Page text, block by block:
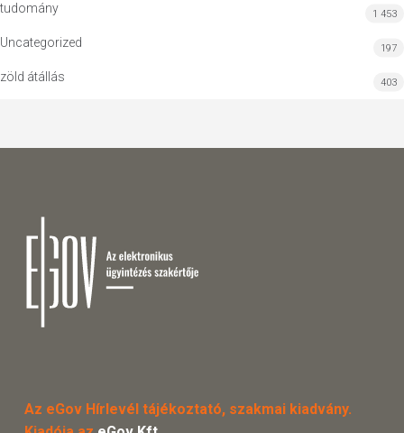
tudomány 1 453
Uncategorized 197
zöld átállás 403
Az eGov Hírlevél tájékoztató, szakmai kiadvány.